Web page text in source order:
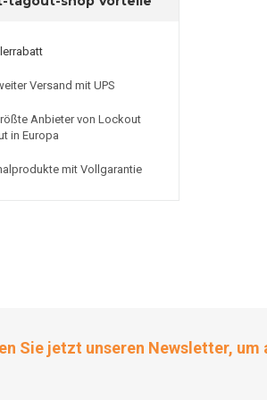
Versand mit UPS
Anbieter von Lockout
in Europa
mit Vollgarantie
Sie jetzt unseren Newsletter,